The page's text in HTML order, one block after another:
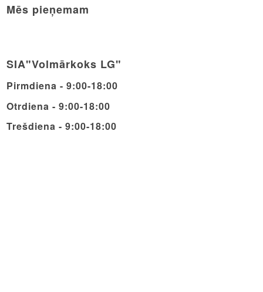
Mēs pieņemam
SIA"Volmārkoks LG"
Pirmdiena - 9:00-18:00
Otrdiena - 9:00-18:00
Trešdiena - 9:00-18:00